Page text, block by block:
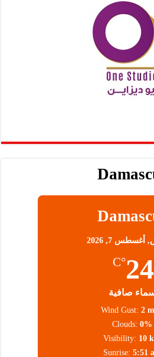
أغسطس 7, 2026
24
°C
صافية
Wind Gust: 2
Clouds: 0%
Visibility: 10
Sunrise: 5:51